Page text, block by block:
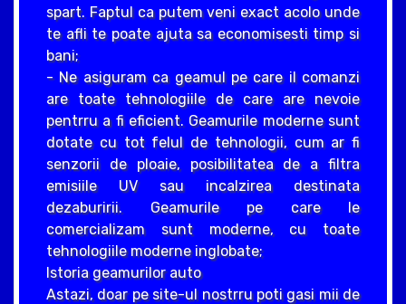
spart. Faptul ca putem veni exact acolo unde
te afli te poate ajuta sa economisesti timp si
bani;
- Ne asiguram ca geamul pe care il comanzi
are toate tehnologiile de care are nevoie
pentrru a fi eficient. Geamurile moderne sunt
dotate cu tot felul de tehnologii, cum ar fi
senzorii de ploaie, posibilitatea de a filtra
emisiile UV sau incalzirea destinata
dezaburirii. Geamurile pe care le
comercializam sunt moderne, cu toate
tehnologiile moderne inglobate;
Istoria geamurilor auto
Astazi, doar pe site-ul nostrru poti gasi mii de